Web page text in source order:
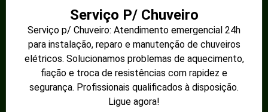
Serviço P/ Chuveiro
Serviço p/ Chuveiro: Atendimento emergencial 24h
para instalação, reparo e manutenção de chuveiros
elétricos. Solucionamos problemas de aquecimento,
fiação e troca de resistências com rapidez e
segurança. Profissionais qualificados à disposição.
Ligue agora!